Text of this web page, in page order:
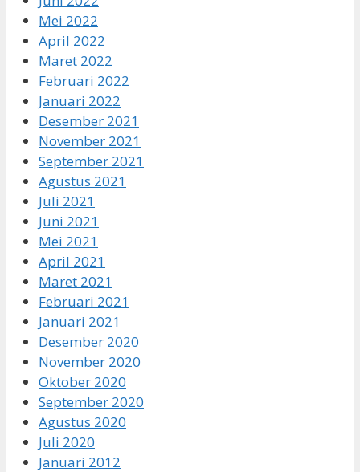
Mei 2022
April 2022
Maret 2022
Februari 2022
Januari 2022
Desember 2021
November 2021
September 2021
Agustus 2021
Juli 2021
Juni 2021
Mei 2021
April 2021
Maret 2021
Februari 2021
Januari 2021
Desember 2020
November 2020
Oktober 2020
September 2020
Agustus 2020
Juli 2020
Januari 2012